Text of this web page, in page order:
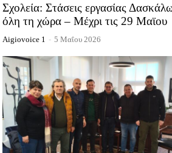
Σχολεία: Στάσεις εργασίας
όλη τη χώρα – Μέχρι τις 29 Μαϊου
Aigiovoice 1 - 5 Μαΐου 2026